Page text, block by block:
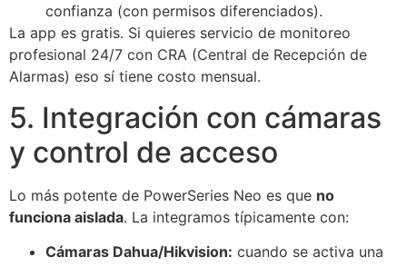
confianza (con permisos diferenciados).
La app es gratis. Si quieres servicio de monitoreo
profesional 24/7 con CRA (Central de Recepción de
Alarmas) eso sí tiene costo mensual.
5. Integración con cámaras
y control de acceso
Lo más potente de PowerSeries Neo es que no
funciona aislada. La integramos típicamente con:
Cámaras Dahua/Hikvision: cuando se activa una